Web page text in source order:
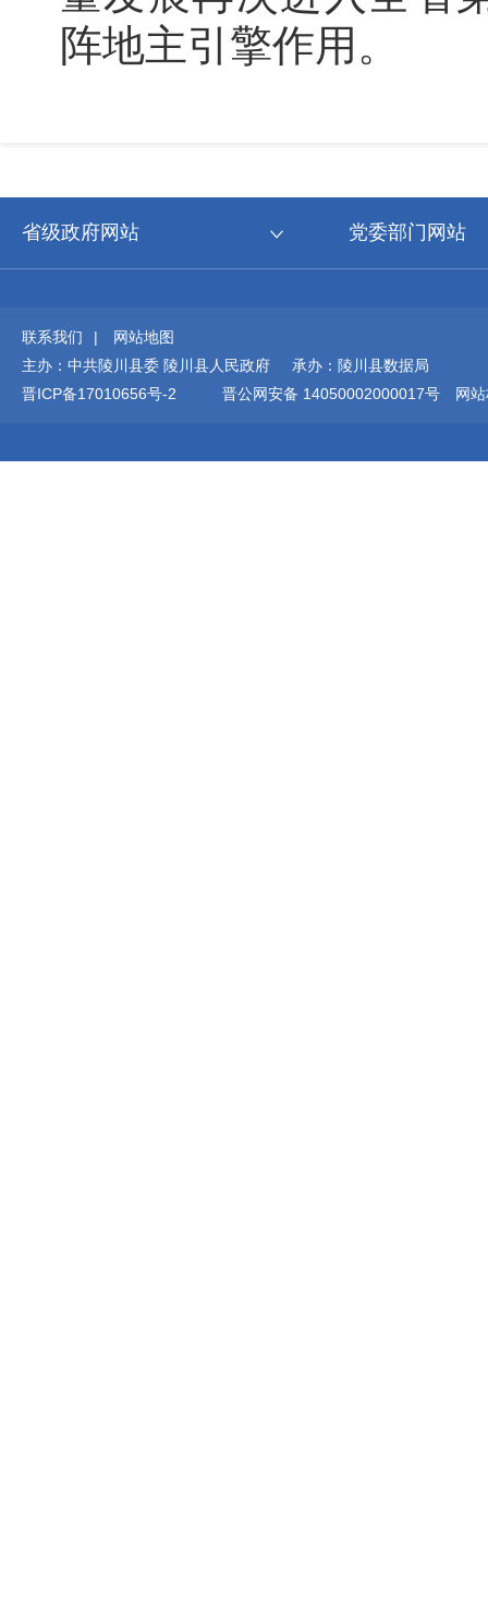
阵地主引擎作用。
省级政府网站 党委部门网站
联系我们 |
网站地图
主办：中共陵川县委 陵川县人民政府 承办：陵川县数据局
晋ICP备17010656号-2
晋公网安备 14050002000017号 网